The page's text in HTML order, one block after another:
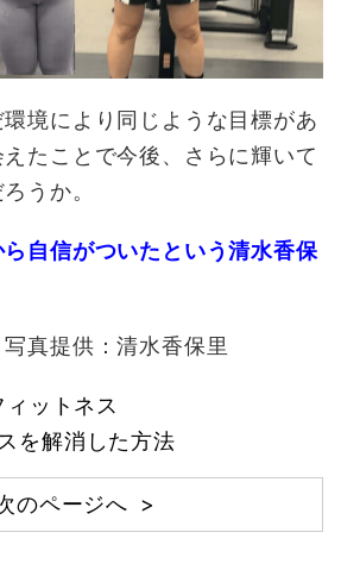
境により同じような目標があ
たことで今後、さらに輝いて
うか。
自信がついたという清水香保
真提供：清水香保里
ィットネス
を解消した方法
のページへ >